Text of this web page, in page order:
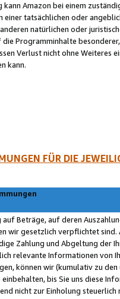
kann Amazon bei einem
einer tatsächlichen oder
natürlichen oder
die Programminhalte
Verlust nicht ohne Weiteres
kann.
FÜR DIE
Beträge, auf deren
wir gesetzlich verpflichtet
Zahlung und Abgeltung der
relevante Informationen von
können wir (kumulativ zu
bis Sie uns diese
nicht zur Einholung